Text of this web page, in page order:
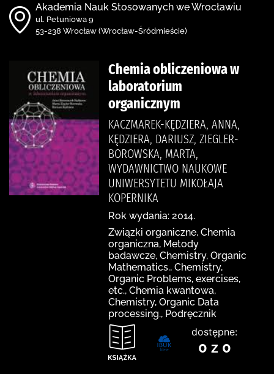
Akademia Nauk Stosowanych we Wrocławiu
ul. Petuniowa 9
53-238 Wrocław (Wrocław-Śródmieście)
Chemia obliczeniowa w
laboratorium
organicznym
KACZMAREK-KĘDZIERA, ANNA,
KĘDZIERA, DARIUSZ, ZIEGLER-
BOROWSKA, MARTA,
WYDAWNICTWO NAUKOWE
UNIWERSYTETU MIKOŁAJA
KOPERNIKA
Rok wydania: 2014.
Związki organiczne, Chemia
organiczna, Metody
badawcze, Chemistry, Organic
Mathematics., Chemistry,
Organic Problems, exercises,
etc., Chemia kwantowa,
Chemistry, Organic Data
processing., Podręcznik
dostępne:
0 z 0